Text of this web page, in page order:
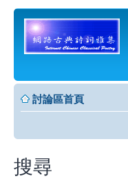
討論區首頁
搜尋